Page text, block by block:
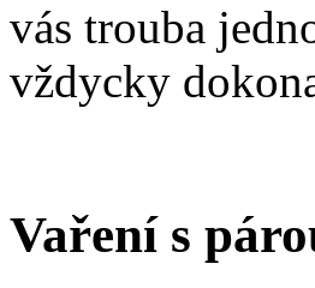
vás trouba
vždycky
Vaření s